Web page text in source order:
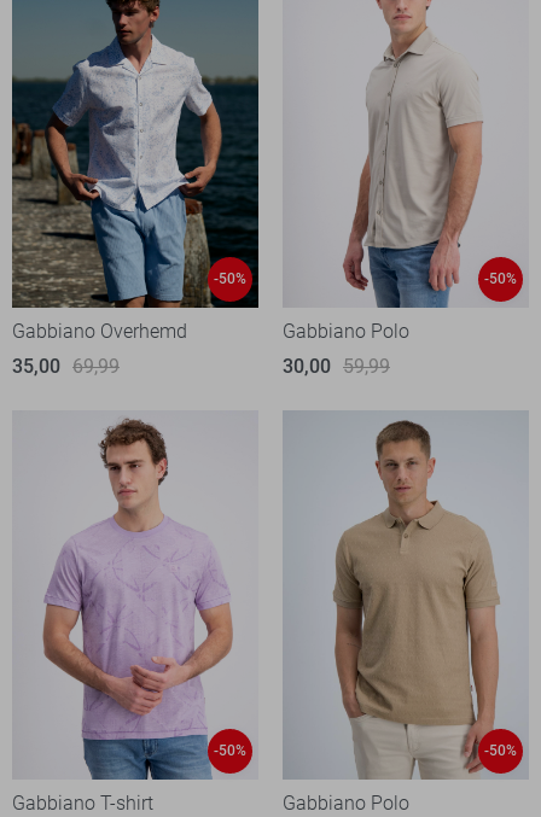
-50%
Gabbiano Overhemd
35,00 69,99
-50%
Gabbiano Polo
30,00 59,99
-50%
Gabbiano T-shirt
-50%
Gabbiano Polo